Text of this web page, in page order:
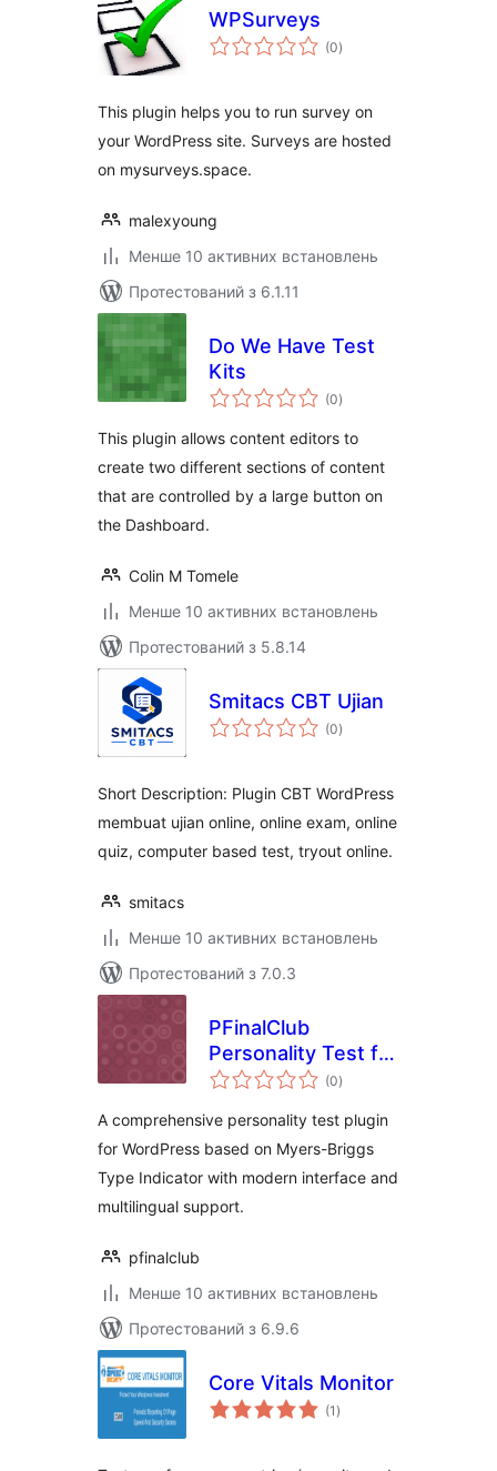
WPSurveys
(0загальний
рейтинг
)
This plugin helps you to run survey on
your WordPress site. Surveys are hosted
on mysurveys.space.
malexyoung
Менше 10 активних встановлень
Протестований з 6.1.11
Do We Have Test
Kits
(0загальний
рейтинг
)
This plugin allows content editors to
create two different sections of content
that are controlled by a large button on
the Dashboard.
Colin M Tomele
Менше 10 активних встановлень
Протестований з 5.8.14
Smitacs CBT Ujian
(0загальний
рейтинг
)
Short Description: Plugin CBT WordPress
membuat ujian online, online exam, online
quiz, computer based test, tryout online.
smitacs
Менше 10 активних встановлень
Протестований з 7.0.3
PFinalClub
Personality Test for
MBTI
(0загальний
рейтинг
)
A comprehensive personality test plugin
for WordPress based on Myers-Briggs
Type Indicator with modern interface and
multilingual support.
pfinalclub
Менше 10 активних встановлень
Протестований з 6.9.6
Core Vitals Monitor
(1 загальний
рейтинг
)